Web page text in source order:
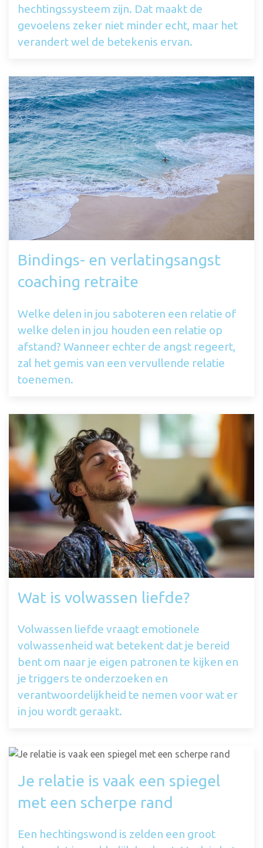
hechtingssysteem zijn. Dat maakt de
gevoelens zeker niet minder echt, maar het
verandert wel de betekenis ervan.
Bindings- en verlatingsangst
coaching retraite
Welke delen in jou saboteren een relatie of
welke delen in jou houden een relatie op
afstand? Wanneer echter de angst regeert,
zal het gemis van een vervullende relatie
toenemen.
Wat is volwassen liefde?
Volwassen liefde vraagt emotionele
volwassenheid wat betekent dat je bereid
bent om naar je eigen patronen te kijken en
je triggers te onderzoeken en
verantwoordelijkheid te nemen voor wat er
in jou wordt geraakt.
Je relatie is vaak een spiegel
met een scherpe rand
Een hechtingswond is zelden een groot